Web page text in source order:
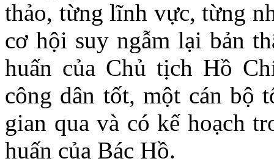
thảo, từng lĩnh vực, từng
cơ hội suy ngẫm lại bản
huấn của Chủ tịch Hồ
công dân tốt, một cán bộ
gian qua và có kế hoạch
huấn của Bác Hồ.